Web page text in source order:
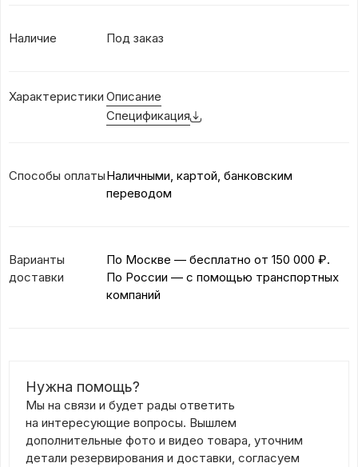
Наличие Под заказ
Характеристики Описание
Спецификация
Способы оплатыНаличными, картой, банковским
переводом
Варианты
доставки
По Москве — бесплатно от 150 000 ₽.
По России — с помощью транспортных
компаний
Нужна помощь?
Мы на связи и будет рады ответить
на интересующие вопросы. Вышлем
дополнительные фото и видео товара, уточним
детали резервирования и доставки, согласуем